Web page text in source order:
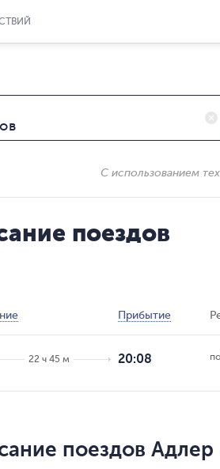
С использованием
поездов
Прибытие
22 ч 45 м 20:08
поездов